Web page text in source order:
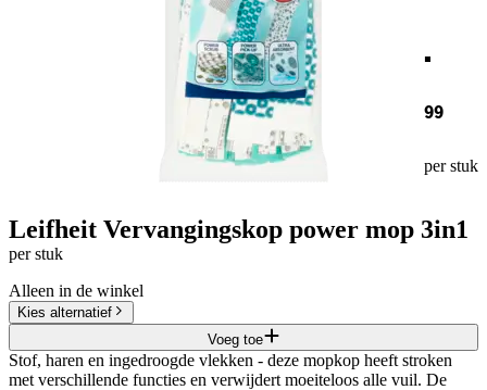
.
99
per stuk
Leifheit Vervangingskop power mop 3in1
per stuk
Alleen in de winkel
Kies alternatief
Voeg toe
Stof, haren en ingedroogde vlekken - deze mopkop heeft stroken
met verschillende functies en verwijdert moeiteloos alle vuil. De